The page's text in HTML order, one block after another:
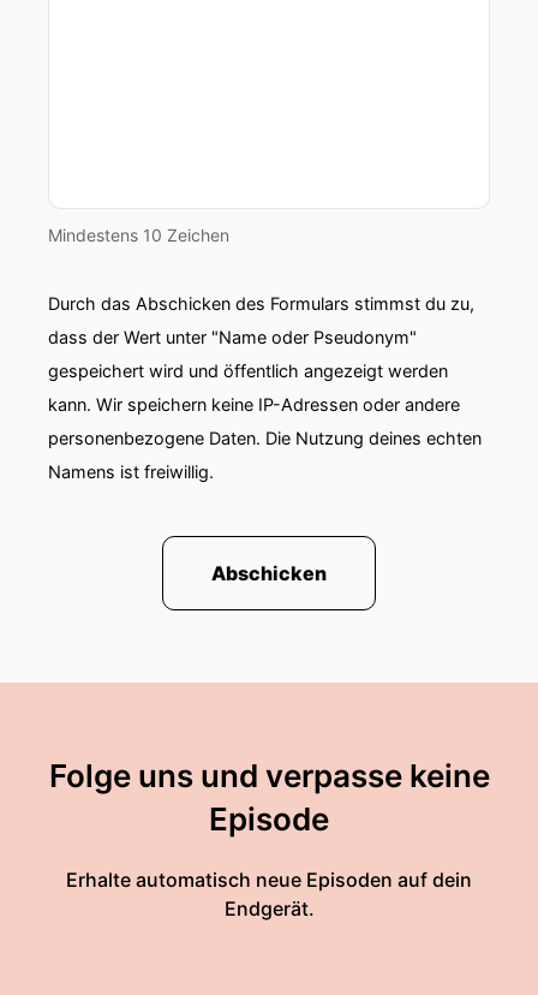
Mindestens 10 Zeichen
Durch das Abschicken des Formulars stimmst du zu,
dass der Wert unter "Name oder Pseudonym"
gespeichert wird und öffentlich angezeigt werden
kann. Wir speichern keine IP-Adressen oder andere
personenbezogene Daten. Die Nutzung deines echten
Namens ist freiwillig.
Abschicken
Folge uns und verpasse keine
Episode
Erhalte automatisch neue Episoden auf dein
Endgerät.